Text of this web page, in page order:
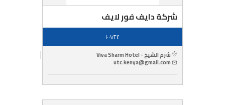
شركة دايف فور لايف
١٠٠٧٢٤
شرم الشيخ - Viva Sharm Hotel‬
utc.kenya@gmail.com